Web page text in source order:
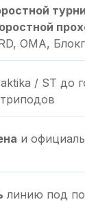
OMA,
/ ST до
и
линию под